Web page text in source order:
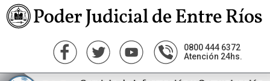
0800 444 6372
Atención 24hs.